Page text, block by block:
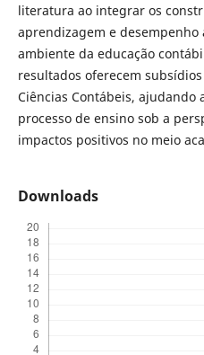
literatura ao integrar os
aprendizagem e
ambiente da educação
resultados oferecem
Ciências Contábeis,
processo de ensino sob a
impactos positivos no meio
Downloads